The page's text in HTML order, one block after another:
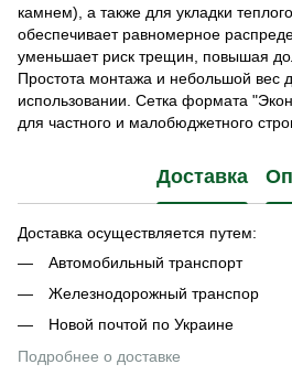
камнем), а также для укладки
обеспечивает равномерное
уменьшает риск трещин, повышая
Простота монтажа и небольшой вес
использовании. Сетка формата
для частного и малобюджетного
Доставка
Доставка осуществляется путем:
Автомобильный транспорт
Железнодорожный транспор
Новой почтой по Украине
Подробнее о доставке